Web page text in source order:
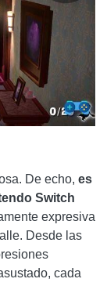
De echo, es
Switch
expresiva
Desde las
cada